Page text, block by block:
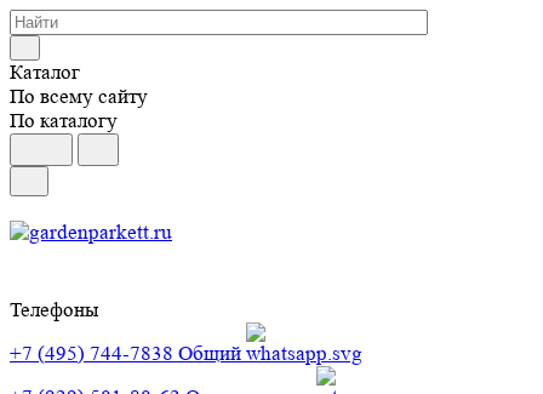
Каталог
По всему сайту
По каталогу
Телефоны
+7 (495) 744-7838 Общий